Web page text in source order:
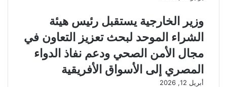
وزير الخارجية يستقبل رئيس هيئة
الشراء الموحد لبحث تعزيز التعاون في
مجال الأمن الصحي ودعم نفاذ الدواء
المصري إلى الأسواق الأفريقية
أبريل 12, 2026